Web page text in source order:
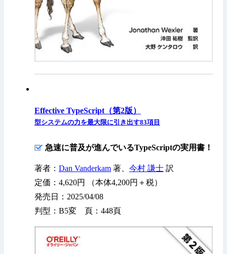
Effective TypeScript（第2版）
型システムの力を最大限に引き出す83項目
急速に普及が進んでいるTypeScriptの実用書！
著者： Dan Vanderkam 著、 今村 謙士 訳
定価：4,620円 （本体4,200円＋税）
発売日：2025/04/08
判型：B5変 頁：448頁